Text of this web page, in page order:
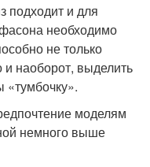
подходит и для
необходимо
не только
наоборот, выделить
«тумбочку».
моделям
немного выше